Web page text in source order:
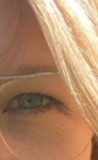
Tietopalvelun